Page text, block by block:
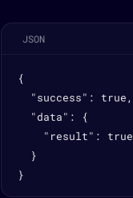
JSON
{
  "success": true,
  "data": {
    "result": true
  }
}